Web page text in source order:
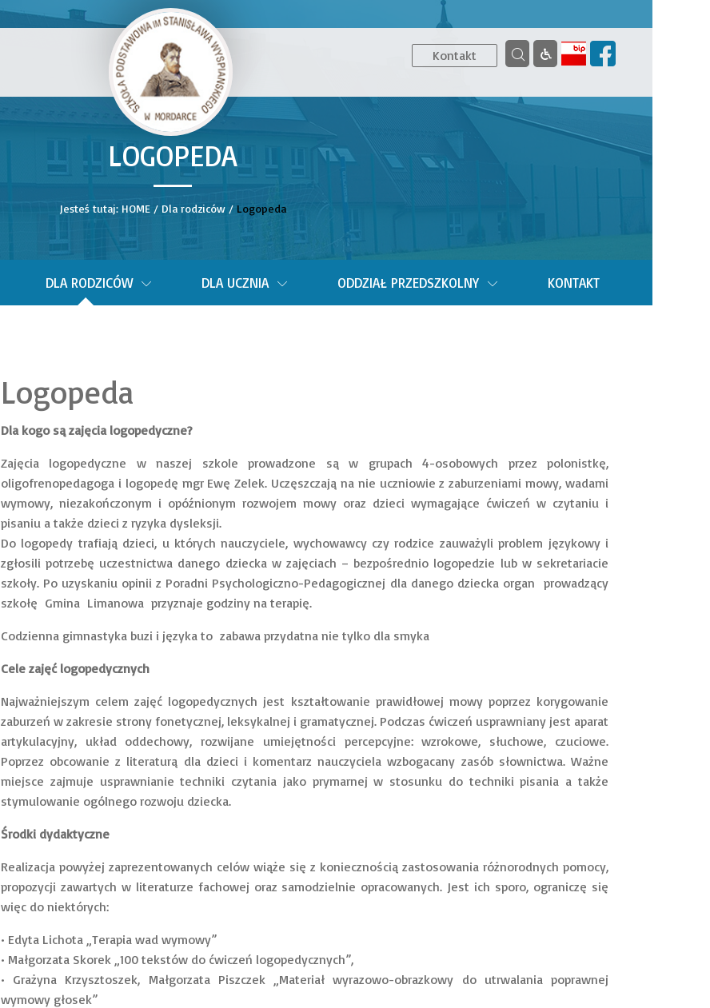
LOGOPEDA
__
Jesteś tutaj: HOME/ Dla rodziców/ Logopeda
Kontakt
DLA RODZICÓW DLA UCZNIA ODDZIAŁ PRZEDSZKOLNY KONTAKT
Logopeda
Dla kogo są zajęcia logopedyczne?
Zajęcia logopedyczne w naszej szkole prowadzone są w grupach 4-osobowych przez polonistkę,
oligofrenopedagoga i logopedę mgr Ewę Zelek. Uczęszczają na nie uczniowie z zaburzeniami mowy, wadami
wymowy, niezakończonym i opóźnionym rozwojem mowy oraz dzieci wymagające ćwiczeń w czytaniu i
pisaniu a także dzieci z ryzyka dysleksji.
Do logopedy trafiają dzieci, u których nauczyciele, wychowawcy czy rodzice zauważyli problem językowy i
zgłosili potrzebę uczestnictwa danego dziecka w zajęciach – bezpośrednio logopedzie lub w sekretariacie
szkoły. Po uzyskaniu opinii z Poradni Psychologiczno-Pedagogicznej dla danego dziecka organ prowadzący
szkołę Gmina Limanowa przyznaje godziny na terapię.
Codzienna gimnastyka buzi i języka to zabawa przydatna nie tylko dla smyka
Cele zajęć logopedycznych
Najważniejszym celem zajęć logopedycznych jest kształtowanie prawidłowej mowy poprzez korygowanie
zaburzeń w zakresie strony fonetycznej, leksykalnej i gramatycznej. Podczas ćwiczeń usprawniany jest aparat
artykulacyjny, układ oddechowy, rozwijane umiejętności percepcyjne: wzrokowe, słuchowe, czuciowe.
Poprzez obcowanie z literaturą dla dzieci i komentarz nauczyciela wzbogacany zasób słownictwa. Ważne
miejsce zajmuje usprawnianie techniki czytania jako prymarnej w stosunku do techniki pisania a także
stymulowanie ogólnego rozwoju dziecka.
Środki dydaktyczne
Realizacja powyżej zaprezentowanych celów wiąże się z koniecznością zastosowania różnorodnych pomocy,
propozycji zawartych w literaturze fachowej oraz samodzielnie opracowanych. Jest ich sporo, ograniczę się
więc do niektórych:
• Edyta Lichota „Terapia wad wymowy”
• Małgorzata Skorek „100 tekstów do ćwiczeń logopedycznych”,
• Grażyna Krzysztoszek, Małgorzata Piszczek „Materiał wyrazowo-obrazkowy do utrwalania poprawnej
wymowy głosek”